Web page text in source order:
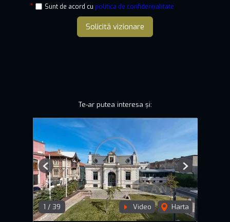
Sunt de acord cu politica de confidențialitate
Solicită vizionare
Te-ar putea interesa și:
1 / 39 Video Harta
Previous Next